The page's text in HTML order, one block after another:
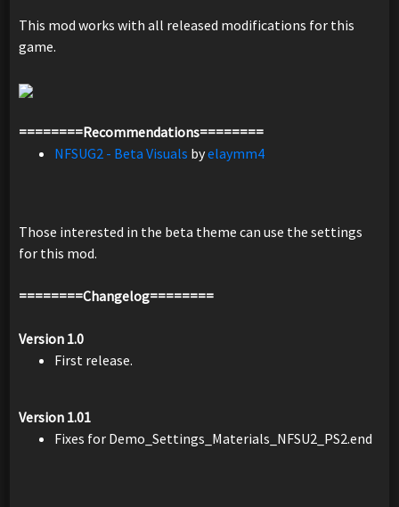
This mod works with all released modifications for this
game.
========Recommendations========
NFSUG2 - Beta Visuals byelaymm4
Those interested in the beta theme can use the settings
for this mod.
========Changelog========
Version 1.0
First release.
Version 1.01
Fixes for Demo_Settings_Materials_NFSU2_PS2.end